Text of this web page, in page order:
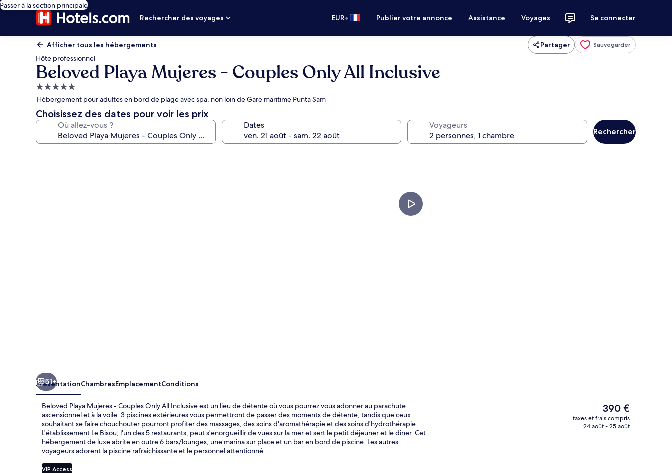
Passer à la section principale
Rechercher des voyages
EUR• Publier votre annonce Assistance Voyages Se connecter
Afficher tous les hébergements Partager Sauvegarder
Hôte professionnel
Beloved Playa Mujeres - Couples Only All Inclusive
Hébergement
5.0 étoiles
Hébergement pour adultes en bord de plage avec spa, non loin de Gare maritime Punta Sam
Choisissez des dates pour voir les prix
Où allez-vous ? Dates Voyageurs
Rechercher
TV connectée de 55 pouces avec chaînes par satellite
51+
PrésentationChambresEmplacementConditions
Beloved Playa Mujeres - Couples Only All Inclusive est un lieu de détente où vous pourrez vous adonner au parachute
ascensionnel et à la voile. 3 piscines extérieures vous permettront de passer des moments de détente, tandis que ceux
souhaitant se faire chouchouter pourront profiter des massages, des soins d'aromathérapie et des soins d'hydrothérapie.
L'établissement Le Bisou, l'un des 5 restaurants, peut s'enorgueillir de vues sur la mer et sert le petit déjeuner et le dîner. Cet
hébergement de luxe abrite en outre 6 bars/lounges, une marina sur place et un bar en bord de piscine. Les autres
voyageurs adorent la piscine rafraîchissante et le personnel attentionné.
VIP Access
Le
prix
actuel
390 €
taxes et frais compris
24 août - 25 août